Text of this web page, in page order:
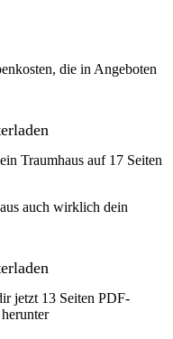
die in Angeboten
auch wirklich dein